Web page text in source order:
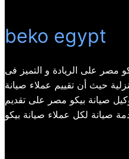
beko egypt
مصر على الريادة و التميز فى
حيث أن تقييم عملاء صيانة
صيانة بيكو مصر على تقديم
صيانة لكل عملاء صيانة بيكو